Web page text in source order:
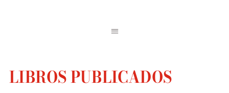
LIBROS PUBLICADOS